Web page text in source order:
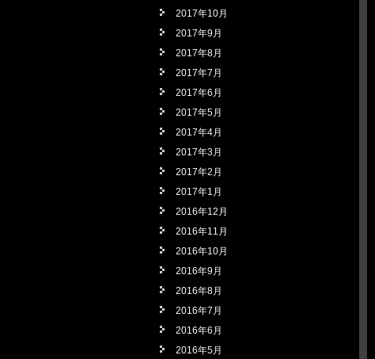
2017年10月
2017年9月
2017年8月
2017年7月
2017年6月
2017年5月
2017年4月
2017年3月
2017年2月
2017年1月
2016年12月
2016年11月
2016年10月
2016年9月
2016年8月
2016年7月
2016年6月
2016年5月